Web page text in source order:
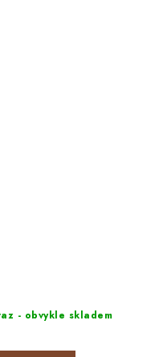
- obvykle skladem